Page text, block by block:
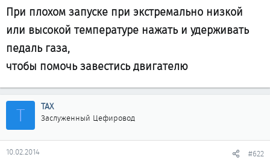
При плохом запуске при экстремально низкой
или высокой температуре нажать и удерживать
педаль газа,
чтобы помочь завестись двигателю
Т ТАХ
Заслуженный Цефировод
10.02.2014 #622